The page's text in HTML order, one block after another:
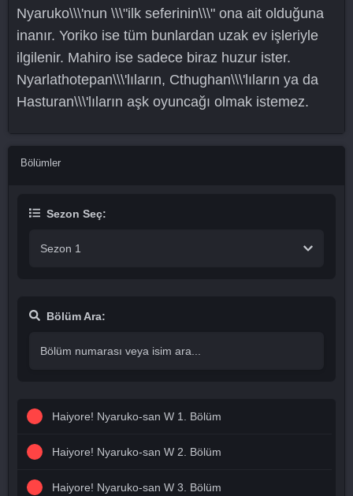
Nyaruko\\\'nun \\\"ilk seferinin\\\" ona ait olduğuna
inanır. Yoriko ise tüm bunlardan uzak ev işleriyle
ilgilenir. Mahiro ise sadece biraz huzur ister.
Nyarlathotepan\\\'lıların, Cthughan\\\'lıların ya da
Hasturan\\\'lıların aşk oyuncağı olmak istemez.
Bölümler
Sezon Seç:
Sezon 1
Bölüm Ara:
Haiyore! Nyaruko-san W 1. Bölüm
Haiyore! Nyaruko-san W 2. Bölüm
Haiyore! Nyaruko-san W 3. Bölüm